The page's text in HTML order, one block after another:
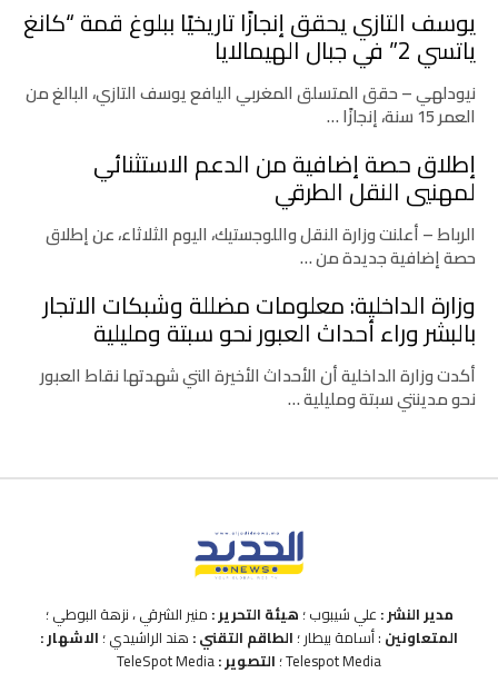
يوسف التازي يحقق إنجازًا تاريخيًا ببلوغ قمة “كانغ
ياتسي 2” في جبال الهيمالايا
نيودلهي – حقق المتسلق المغربي اليافع يوسف التازي، البالغ من
العمر 15 سنة، إنجازًا …
إطلاق حصة إضافية من الدعم الاستثنائي
لمهنيي النقل الطرقي
الرباط – أعلنت وزارة النقل واللوجستيك، اليوم الثلاثاء، عن إطلاق
حصة إضافية جديدة من …
وزارة الداخلية: معلومات مضللة وشبكات الاتجار
بالبشر وراء أحداث العبور نحو سبتة ومليلية
أكدت وزارة الداخلية أن الأحداث الأخيرة التي شهدتها نقاط العبور
نحو مدينتي سبتة ومليلية …
مدير النشر : علي شيبوب ؛ هيئة التحرير : منير الشرقي ، نزهة البوطي ؛
المتعاونين : أسامة بيطار ؛ الطاقم التقني : هند الراشيدي ؛ الاشهار :
Telespot Media ؛ التصوير :TeleSpot Media